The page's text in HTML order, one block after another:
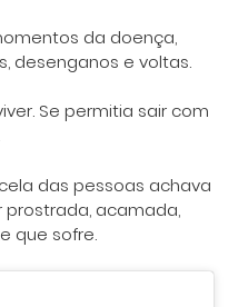
da doença,
desenganos e voltas.
Se permitia sair com
das pessoas achava
acamada,
que sofre.